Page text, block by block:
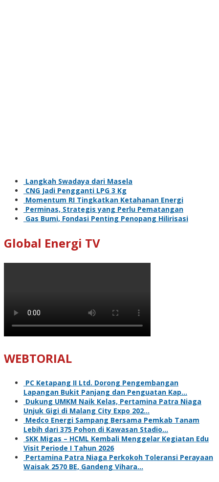
Langkah Swadaya dari Masela
CNG Jadi Pengganti LPG 3 Kg
Momentum RI Tingkatkan Ketahanan Energi
Perminas, Strategis yang Perlu Pematangan
Gas Bumi, Fondasi Penting Penopang Hilirisasi
Global Energi TV
WEBTORIAL
PC Ketapang II Ltd. Dorong Pengembangan
Lapangan Bukit Panjang dan Penguatan Kap…
Dukung UMKM Naik Kelas, Pertamina Patra Niaga
Unjuk Gigi di Malang City Expo 202…
Medco Energi Sampang Bersama Pemkab Tanam
Lebih dari 375 Pohon di Kawasan Stadio…
SKK Migas – HCML Kembali Menggelar Kegiatan Edu
Visit Periode I Tahun 2026
Pertamina Patra Niaga Perkokoh Toleransi Perayaan
Waisak 2570 BE, Gandeng Vihara…